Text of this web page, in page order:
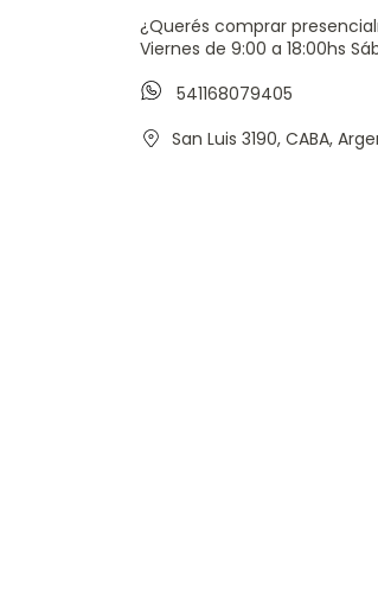
¿Querés comprar
Viernes de 9:00 a 18:00hs
541168079405
San Luis 3190, CABA,